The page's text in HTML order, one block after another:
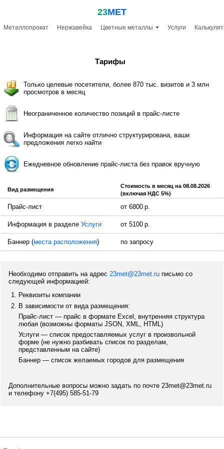
23МЕТ
Металлопрокат Нержавейка Цветные металлы Услуги
Тарифы
Только целевые посетители, более 870 тыс. визитов и 3 млн
просмотров в месяц
Неограниченное количество позиций в прайс-листе
Информация на сайте отлично структурирована, ваши
предложения легко найти
Ежедневное обновление прайс-листа без правок вручную
Вид размещения
Стоимость в месяц на 08.08.2026
(включая НДС 5%)
Прайс-лист от 6800 р.
Информация в разделе Услуги от 5100 р.
Баннер (места расположения) по запросу
Необходимо отправить на адрес 23met@23met.ru письмо со
следующей информацией:
Реквизиты компании
В зависимости от вида размещения:
Прайс-лист — прайс в формате Excel, внутренняя структура
любая (возможны форматы JSON, XML, HTML)
Услуги — список предоставляемых услуг в произвольной
форме (не нужно разбивать список по разделам,
представленным на сайте)
Баннер — список желаемых городов для размещения
Дополнительные вопросы можно задать по почте 23met@23met.ru
и телефону +7(495) 585-51-79